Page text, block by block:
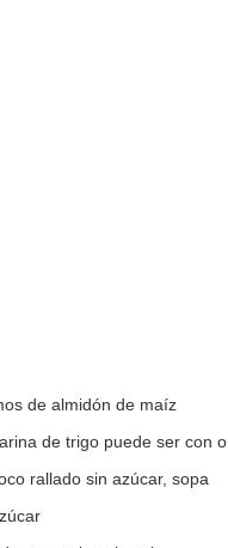
de almidón de maíz
de trigo puede ser con
rallado sin azúcar, sopa